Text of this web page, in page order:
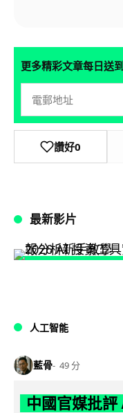
更多精彩文章每日送
讚好0
最新影片
人工智能
藍骨 49 分
中國官媒批